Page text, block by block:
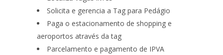
Solicita e gerencia a Tag para Pedágio
Paga o estacionamento de shopping e
aeroportos através da tag
Parcelamento e pagamento de IPVA